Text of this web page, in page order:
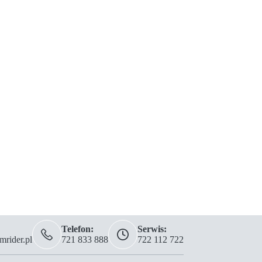
Telefon:
721 833 888
Serwis:
722 112 722